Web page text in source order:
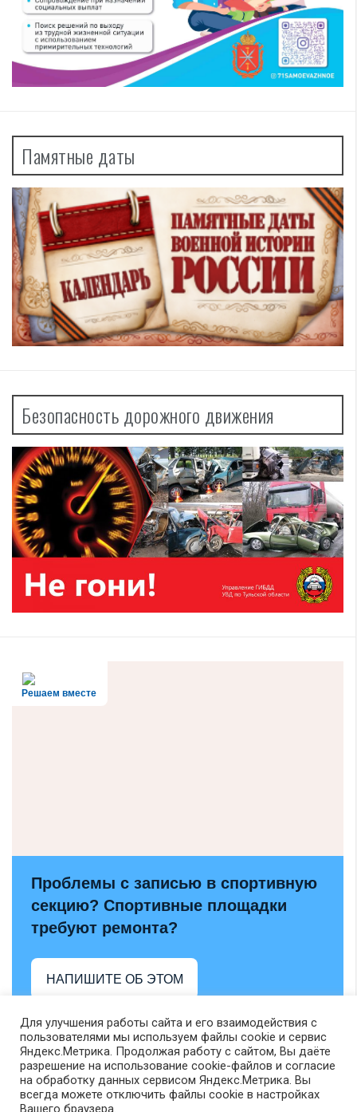
Памятные даты
Безопасность дорожного движения
Решаем вместе
Проблемы с записью в спортивную
секцию? Спортивные площадки
требуют ремонта?
НАПИШИТЕ ОБ ЭТОМ
Для улучшения работы сайта и его взаимодействия с
пользователями мы используем файлы cookie и сервис
Яндекс.Метрика. Продолжая работу с сайтом, Вы даёте
разрешение на использование cookie-файлов и согласие
на обработку данных сервисом Яндекс.Метрика. Вы
всегда можете отключить файлы cookie в настройках
Вашего браузера.